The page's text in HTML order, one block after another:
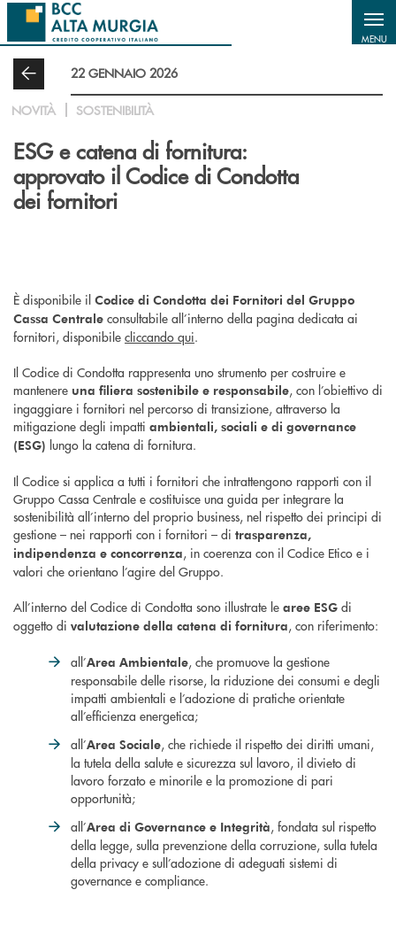
Salta al contenuto principale
MENU
22 GENNAIO 2026
NOVITÀ SOSTENIBILITÀ
ESG e catena di fornitura:
approvato il Codice di Condotta
dei fornitori
È disponibile il Codice di Condotta dei Fornitori del Gruppo
Cassa Centrale consultabile all’interno della pagina dedicata ai
fornitori, disponibile cliccando qui.
Il Codice di Condotta rappresenta uno strumento per costruire e
mantenere una filiera sostenibile e responsabile, con l’obiettivo di
ingaggiare i fornitori nel percorso di transizione, attraverso la
mitigazione degli impatti ambientali, sociali e di governance
(ESG) lungo la catena di fornitura.
Il Codice si applica a tutti i fornitori che intrattengono rapporti con il
Gruppo Cassa Centrale e costituisce una guida per integrare la
sostenibilità all’interno del proprio business, nel rispetto dei principi di
gestione – nei rapporti con i fornitori – di trasparenza,
indipendenza e concorrenza, in coerenza con il Codice Etico e i
valori che orientano l’agire del Gruppo.
All’interno del Codice di Condotta sono illustrate le aree ESG di
oggetto di valutazione della catena di fornitura, con riferimento:
all’Area Ambientale, che promuove la gestione
responsabile delle risorse, la riduzione dei consumi e degli
impatti ambientali e l’adozione di pratiche orientate
all’efficienza energetica;
all’Area Sociale, che richiede il rispetto dei diritti umani,
la tutela della salute e sicurezza sul lavoro, il divieto di
lavoro forzato e minorile e la promozione di pari
opportunità;
all’Area di Governance e Integrità, fondata sul rispetto
della legge, sulla prevenzione della corruzione, sulla tutela
della privacy e sull’adozione di adeguati sistemi di
governance e compliance.